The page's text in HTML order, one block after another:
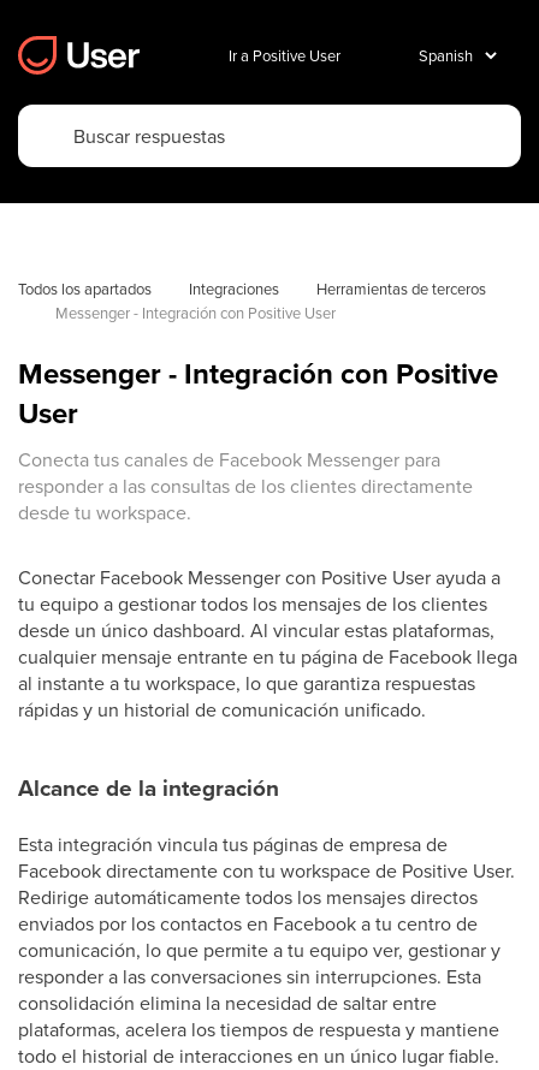
Ir a Positive User
Todos los apartados Integraciones
Herramientas de terceros
Messenger - Integración con Positive User
Messenger - Integración con Positive
User
Conecta tus canales de Facebook Messenger para
responder a las consultas de los clientes directamente
desde tu workspace.
Conectar Facebook Messenger con Positive User ayuda a
tu equipo a gestionar todos los mensajes de los clientes
desde un único dashboard. Al vincular estas plataformas,
cualquier mensaje entrante en tu página de Facebook llega
al instante a tu workspace, lo que garantiza respuestas
rápidas y un historial de comunicación unificado.
Alcance de la integración
Esta integración vincula tus páginas de empresa de
Facebook directamente con tu workspace de Positive User.
Redirige automáticamente todos los mensajes directos
enviados por los contactos en Facebook a tu centro de
comunicación, lo que permite a tu equipo ver, gestionar y
responder a las conversaciones sin interrupciones. Esta
consolidación elimina la necesidad de saltar entre
plataformas, acelera los tiempos de respuesta y mantiene
todo el historial de interacciones en un único lugar fiable.